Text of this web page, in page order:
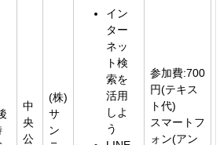
中
央
公
(株)
サ
ン
イン
ター
ネッ
ト検
索を
活用
しよ
う
参加費:700
円(テキス
ト代)
スマートフ
ォン(アン